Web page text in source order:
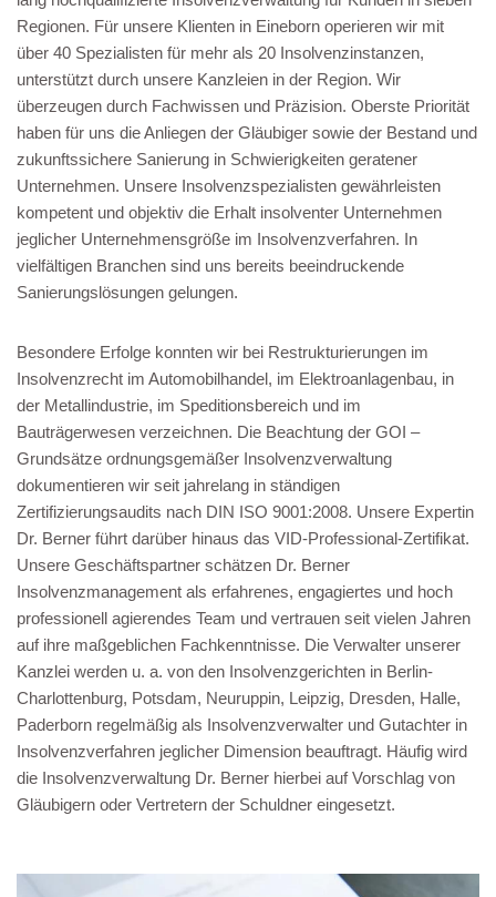
Regionen. Für unsere Klienten in Eineborn operieren wir mit
über 40 Spezialisten für mehr als 20 Insolvenzinstanzen,
unterstützt durch unsere Kanzleien in der Region. Wir
überzeugen durch Fachwissen und Präzision. Oberste Priorität
haben für uns die Anliegen der Gläubiger sowie der Bestand und
zukunftssichere Sanierung in Schwierigkeiten geratener
Unternehmen. Unsere Insolvenzspezialisten gewährleisten
kompetent und objektiv die Erhalt insolventer Unternehmen
jeglicher Unternehmensgröße im Insolvenzverfahren. In
vielfältigen Branchen sind uns bereits beeindruckende
Sanierungslösungen gelungen.
Besondere Erfolge konnten wir bei Restrukturierungen im
Insolvenzrecht im Automobilhandel, im Elektroanlagenbau, in
der Metallindustrie, im Speditionsbereich und im
Bauträgerwesen verzeichnen. Die Beachtung der GOI –
Grundsätze ordnungsgemäßer Insolvenzverwaltung
dokumentieren wir seit jahrelang in ständigen
Zertifizierungsaudits nach DIN ISO 9001:2008. Unsere Expertin
Dr. Berner führt darüber hinaus das VID-Professional-Zertifikat.
Unsere Geschäftspartner schätzen Dr. Berner
Insolvenzmanagement als erfahrenes, engagiertes und hoch
professionell agierendes Team und vertrauen seit vielen Jahren
auf ihre maßgeblichen Fachkenntnisse. Die Verwalter unserer
Kanzlei werden u. a. von den Insolvenzgerichten in Berlin-
Charlottenburg, Potsdam, Neuruppin, Leipzig, Dresden, Halle,
Paderborn regelmäßig als Insolvenzverwalter und Gutachter in
Insolvenzverfahren jeglicher Dimension beauftragt. Häufig wird
die Insolvenzverwaltung Dr. Berner hierbei auf Vorschlag von
Gläubigern oder Vertretern der Schuldner eingesetzt.